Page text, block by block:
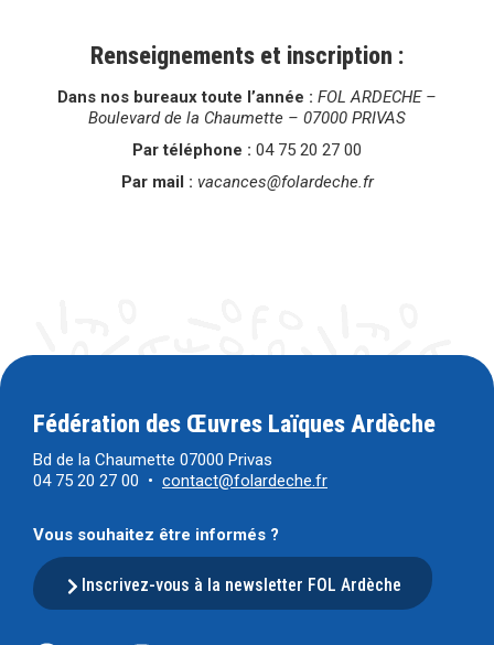
Renseignements et inscription :
Dans nos bureaux toute l’année : FOL ARDECHE –
Boulevard de la Chaumette – 07000 PRIVAS
Par téléphone : 04 75 20 27 00
Par mail : vacances@folardeche.fr
Fédération des Œuvres Laïques Ardèche
Bd de la Chaumette 07000 Privas
04 75 20 27 00 • contact@folardeche.fr
Vous souhaitez être informés ?
Inscrivez-vous à la newsletter FOL Ardèche